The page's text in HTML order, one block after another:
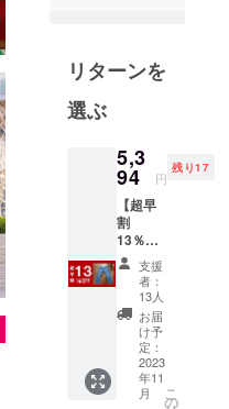
「ノウハウ
やアイデア
生かして、
の人に喜ん
で頂けるの
ではない
か？」とい
う思いから
Makuakeを
中心とした
WEBで新開
発した商品
をご紹介す
るEC事業部
リターンを
選ぶ
5,3
94 円
残り17
【超早
割
13％OF
F】快適
ルーム
ウエ
ア、部
屋着、
テラス
トレッ
チデニ
ムパン
支援
者：
13人
お届
け予
定：
2023
年11
月
こ
の